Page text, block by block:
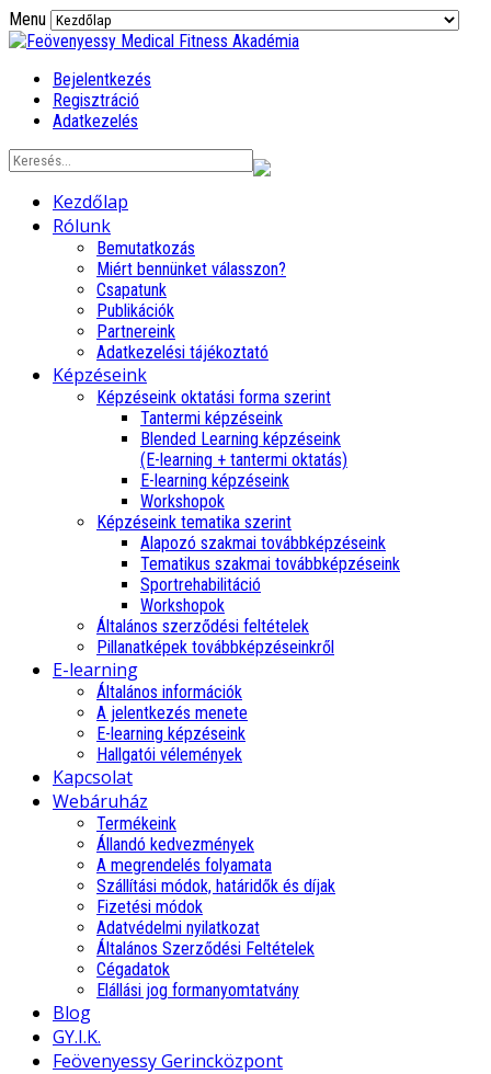
Menu
Bejelentkezés
Regisztráció
Adatkezelés
Kezdőlap
Rólunk
Bemutatkozás
Miért bennünket válasszon?
Csapatunk
Publikációk
Partnereink
Adatkezelési tájékoztató
Képzéseink
Képzéseink oktatási forma szerint
Tantermi képzéseink
Blended Learning képzéseink
(E-learning + tantermi oktatás)
E-learning képzéseink
Workshopok
Képzéseink tematika szerint
Alapozó szakmai továbbképzéseink
Tematikus szakmai továbbképzéseink
Sportrehabilitáció
Workshopok
Általános szerződési feltételek
Pillanatképek továbbképzéseinkről
E-learning
Általános információk
A jelentkezés menete
E-learning képzéseink
Hallgatói vélemények
Kapcsolat
Webáruház
Termékeink
Állandó kedvezmények
A megrendelés folyamata
Szállítási módok, határidők és díjak
Fizetési módok
Adatvédelmi nyilatkozat
Általános Szerződési Feltételek
Cégadatok
Elállási jog formanyomtatvány
Blog
GY.I.K.
Feövenyessy Gerincközpont